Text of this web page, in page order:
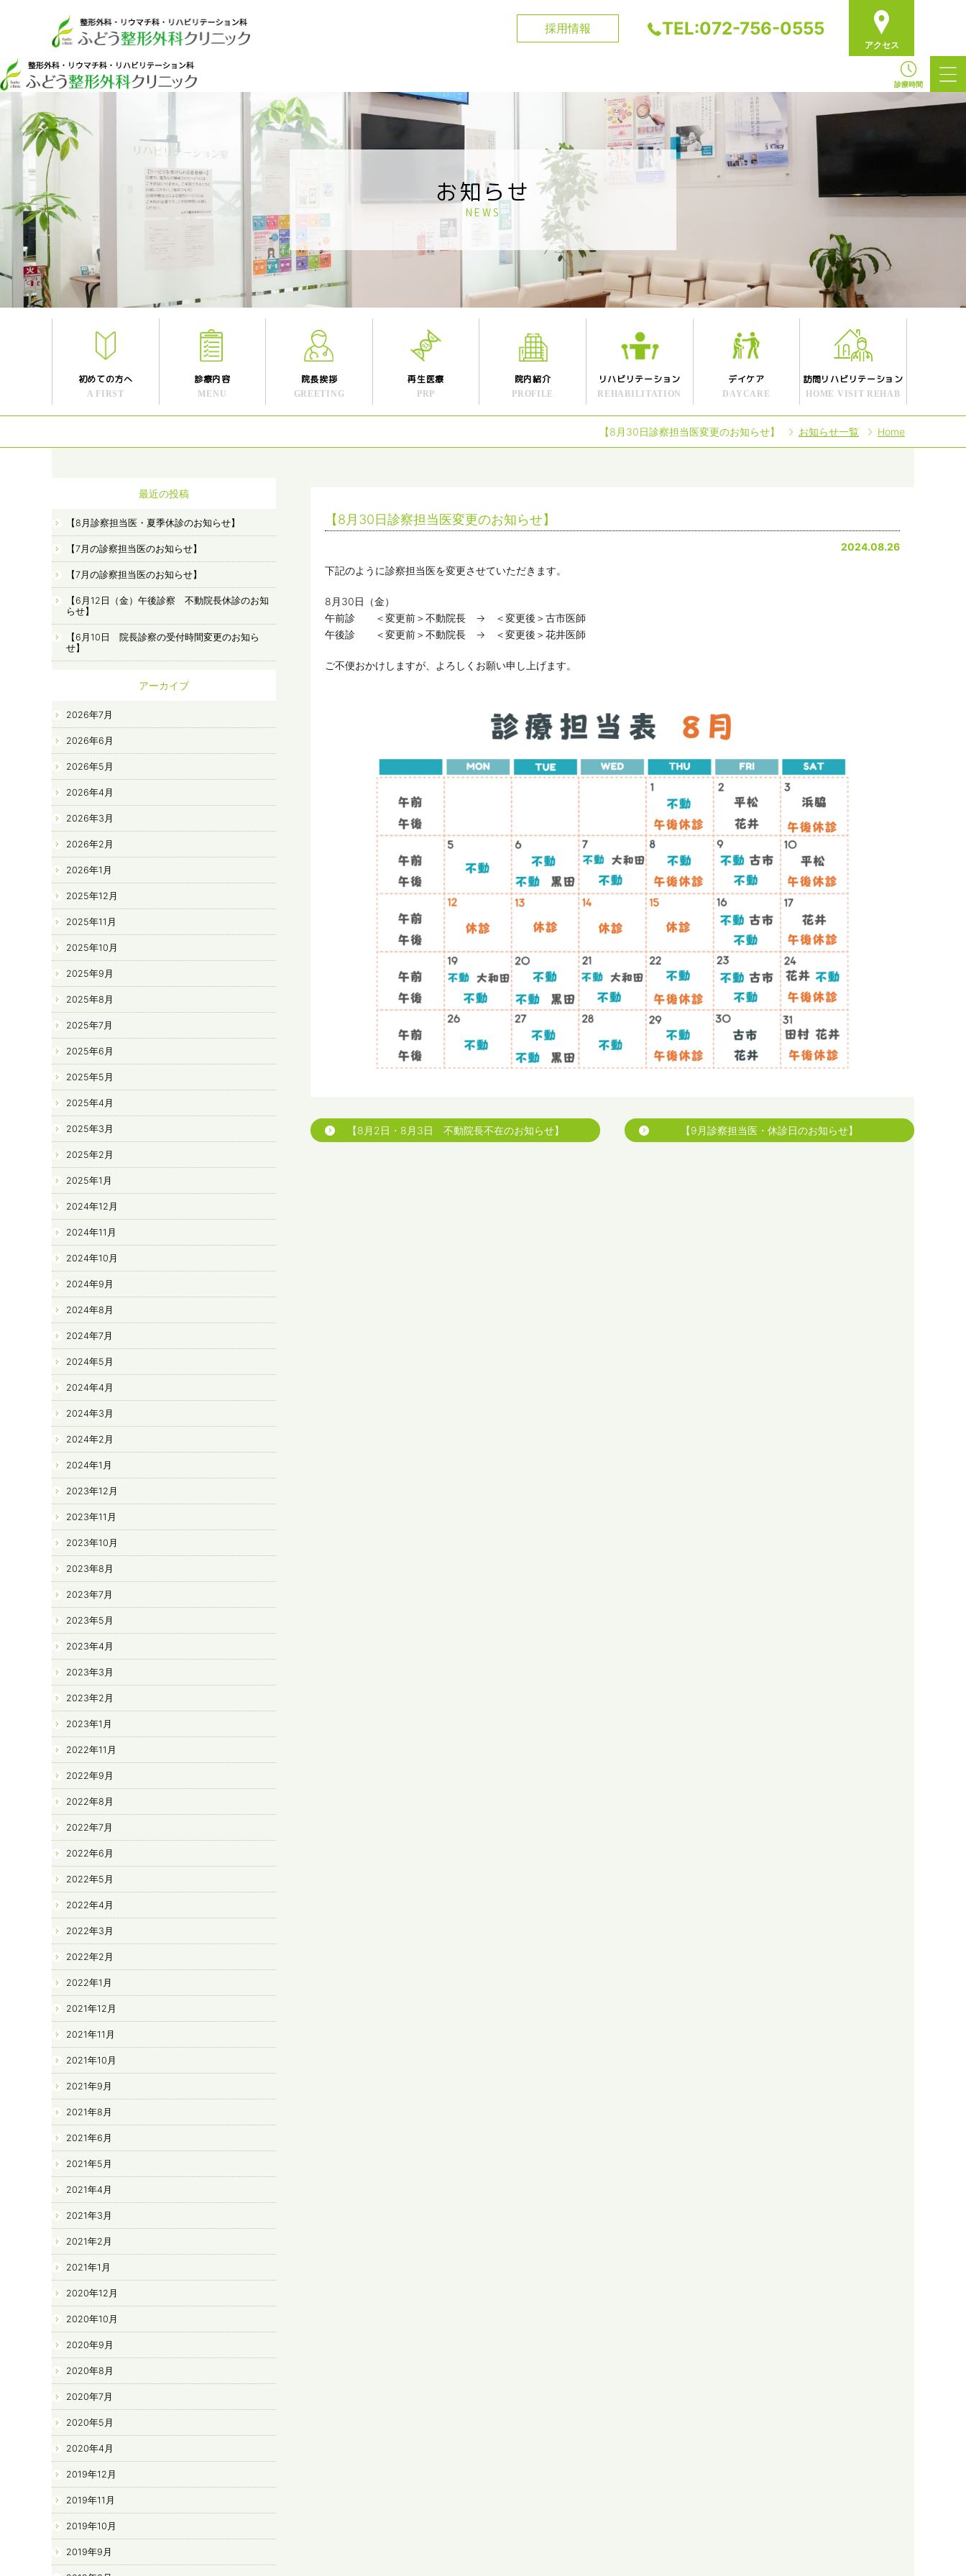
採用情報 TEL:072-756-0555
アクセス
診療時間
お知らせ
NEWS
初めての方へ
A FIRST
診療内容
MENU
院長挨拶
GREETING
再生医療
PRP
院内紹介
PROFILE
リハビリテーション
REHABILITATION
デイケア
DAYCARE
訪問リハビリテーション
HOME VISIT REHAB
【8月30日診察担当医変更のお知らせ】 お知らせ一覧 Home
【8月30日診察担当医変更のお知らせ】
2024.08.26
下記のように診察担当医を変更させていただきます。
8月30日（金）
午前診 ＜変更前＞不動院長 → ＜変更後＞古市医師
午後診 ＜変更前＞不動院長 → ＜変更後＞花井医師
ご不便おかけしますが、よろしくお願い申し上げます。
【8月2日・8月3日 不動院長不在のお知らせ】 【9月診察担当医・休診日のお知らせ】
最近の投稿
【8月診察担当医・夏季休診のお知らせ】
【7月の診察担当医のお知らせ】
【7月の診察担当医のお知らせ】
【6月12日（金）午後診察 不動院長休診のお知
らせ】
【6月10日 院長診察の受付時間変更のお知ら
せ】
アーカイブ
2026年7月
2026年6月
2026年5月
2026年4月
2026年3月
2026年2月
2026年1月
2025年12月
2025年11月
2025年10月
2025年9月
2025年8月
2025年7月
2025年6月
2025年5月
2025年4月
2025年3月
2025年2月
2025年1月
2024年12月
2024年11月
2024年10月
2024年9月
2024年8月
2024年7月
2024年5月
2024年4月
2024年3月
2024年2月
2024年1月
2023年12月
2023年11月
2023年10月
2023年8月
2023年7月
2023年5月
2023年4月
2023年3月
2023年2月
2023年1月
2022年11月
2022年9月
2022年8月
2022年7月
2022年6月
2022年5月
2022年4月
2022年3月
2022年2月
2022年1月
2021年12月
2021年11月
2021年10月
2021年9月
2021年8月
2021年6月
2021年5月
2021年4月
2021年3月
2021年2月
2021年1月
2020年12月
2020年10月
2020年9月
2020年8月
2020年7月
2020年5月
2020年4月
2019年12月
2019年11月
2019年10月
2019年9月